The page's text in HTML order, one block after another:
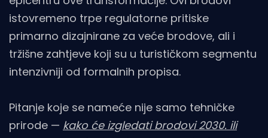
istovremeno trpe regulatorne pritiske
primarno dizajnirane za veće brodove, ali i
tržišne zahtjeve koji su u turističkom segmentu
intenzivniji od formalnih propisa.
Pitanje koje se nameće nije samo tehničke
prirode — kako će izgledati brodovi 2030. ili